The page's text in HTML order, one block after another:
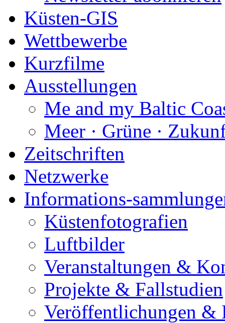
Küsten-GIS
Wettbewerbe
Kurzfilme
Ausstellungen
Me and my Baltic
Meer · Grüne ·
Zeitschriften
Netzwerke
Informations-
Küstenfotografien
Luftbilder
Veranstaltungen &
Projekte & Fallstudien
Veröffentlichungen &